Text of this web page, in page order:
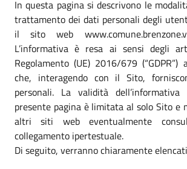
In questa pagina si descrivono le
trattamento dei dati personali degli
il sito web
L’informativa è resa ai sensi degli
Regolamento (UE) 2016/679
che, interagendo con il Sito,
personali. La validità
presente pagina è limitata al solo Sito e
altri siti web eventualmente
collegamento ipertestuale.
Di seguito, verranno chiaramente